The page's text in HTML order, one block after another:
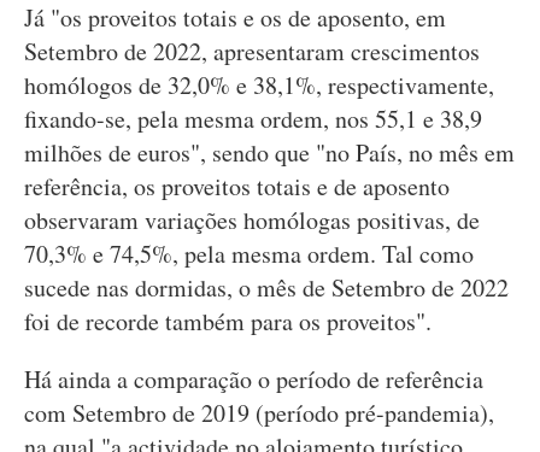
Já "os proveitos totais e os de aposento, em
Setembro de 2022, apresentaram crescimentos
homólogos de 32,0% e 38,1%, respectivamente,
fixando-se, pela mesma ordem, nos 55,1 e 38,9
milhões de euros", sendo que "no País, no mês em
referência, os proveitos totais e de aposento
observaram variações homólogas positivas, de
70,3% e 74,5%, pela mesma ordem. Tal como
sucede nas dormidas, o mês de Setembro de 2022
foi de recorde também para os proveitos".
Há ainda a comparação o período de referência
com Setembro de 2019 (período pré-pandemia),